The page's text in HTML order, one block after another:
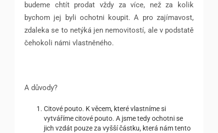
budeme chtít prodat vždy za více, než za kolik
bychom jej byli ochotni koupit. A pro zajímavost,
zdaleka se to netýká jen nemovitostí, ale v podstatě
čehokoli námi vlastněného.
A důvody?
Citové pouto. K věcem, které vlastníme si
vytváříme citové pouto. A jsme tedy ochotni se
jich vzdát pouze za vyšší částku, která nám tento